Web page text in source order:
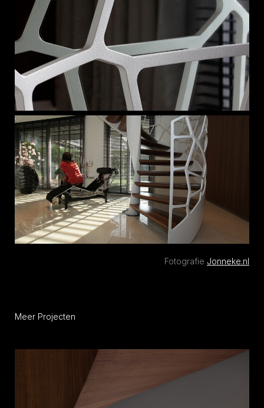
Fotografie Jonneke.nl
Meer Projecten